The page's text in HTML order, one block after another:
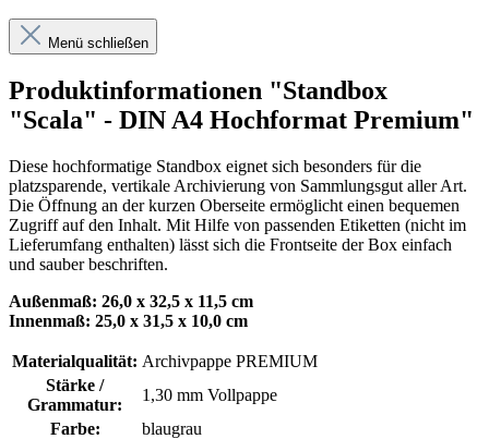
Menü schließen
Produktinformationen "Standbox
"Scala" - DIN A4 Hochformat Premium"
Diese hochformatige Standbox eignet sich besonders für die
platzsparende, vertikale Archivierung von Sammlungsgut aller Art.
Die Öffnung an der kurzen Oberseite ermöglicht einen bequemen
Zugriff auf den Inhalt. Mit Hilfe von passenden Etiketten (nicht im
Lieferumfang enthalten) lässt sich die Frontseite der Box einfach
und sauber beschriften.
Außenmaß: 26,0 x 32,5 x 11,5 cm
Innenmaß: 25,0 x 31,5 x 10,0 cm
Materialqualität: Archivpappe PREMIUM
Stärke /
Grammatur:
1,30 mm Vollpappe
Farbe:
blaugrau